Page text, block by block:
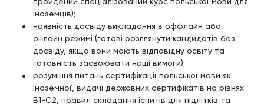
іноземців);
наявність досвіду викладання в оффлайн або
онлайн режимі (готові розглянути кандидатів без
досвіду, якщо вони мають відповідну освіту та
готовність засвоювати наші вимоги);
розуміння питань сертифікації польської мови як
іноземної, видачі державних сертифікатів на рівнях
В1-С2, правил складання іспитів для підлітків та